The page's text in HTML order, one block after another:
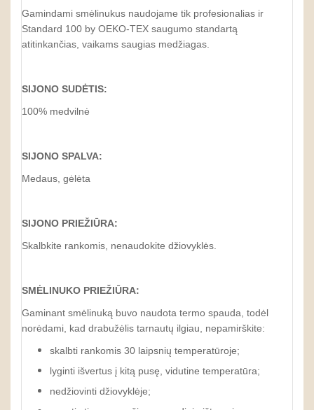
Gamindami smėlinukus naudojame tik profesionalias ir
Standard 100 by OEKO-TEX saugumo standartą
atitinkančias, vaikams saugias medžiagas.
SIJONO SUDĖTIS:
100% medvilnė
SIJONO SPALVA:
Medaus, gėlėta
SIJONO PRIEŽIŪRA:
Skalbkite rankomis, nenaudokite džiovyklės.
SMĖLINUKO PRIEŽIŪRA:
Gaminant smėlinuką buvo naudota termo spauda, todėl
norėdami, kad drabužėlis tarnautų ilgiau, nepamirškite:
skalbti rankomis 30 laipsnių temperatūroje;
lyginti išvertus į kitą pusę, vidutine temperatūra;
nedžiovinti džiovyklėje;